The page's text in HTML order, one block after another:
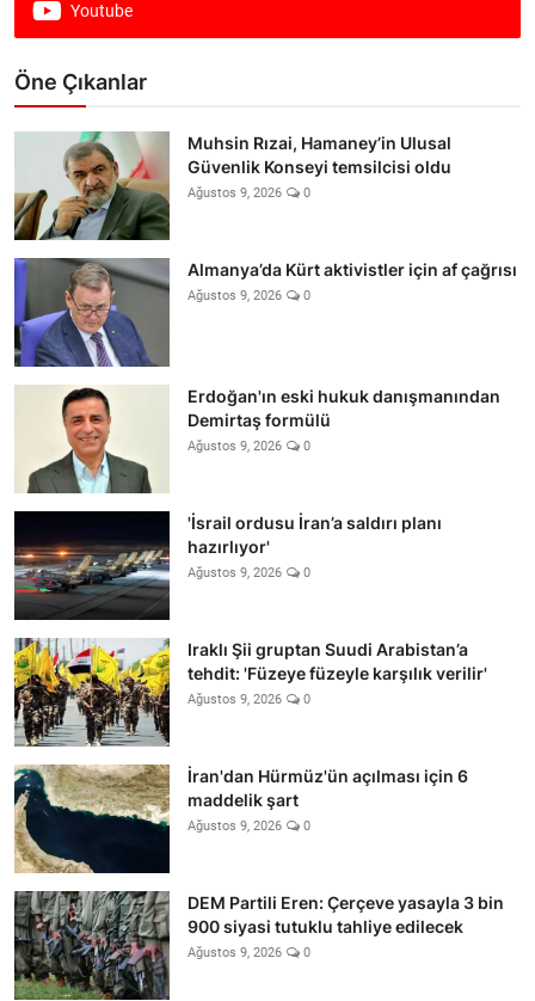
Youtube
Öne Çıkanlar
Muhsin Rızai, Hamaney’in Ulusal
Güvenlik Konseyi temsilcisi oldu
Ağustos 9, 2026 0
Almanya’da Kürt aktivistler için af çağrısı
Ağustos 9, 2026 0
Erdoğan'ın eski hukuk danışmanından
Demirtaş formülü
Ağustos 9, 2026 0
'İsrail ordusu İran’a saldırı planı
hazırlıyor'
Ağustos 9, 2026 0
Iraklı Şii gruptan Suudi Arabistan’a
tehdit: 'Füzeye füzeyle karşılık verilir'
Ağustos 9, 2026 0
İran'dan Hürmüz'ün açılması için 6
maddelik şart
Ağustos 9, 2026 0
DEM Partili Eren: Çerçeve yasayla 3 bin
900 siyasi tutuklu tahliye edilecek
Ağustos 9, 2026 0